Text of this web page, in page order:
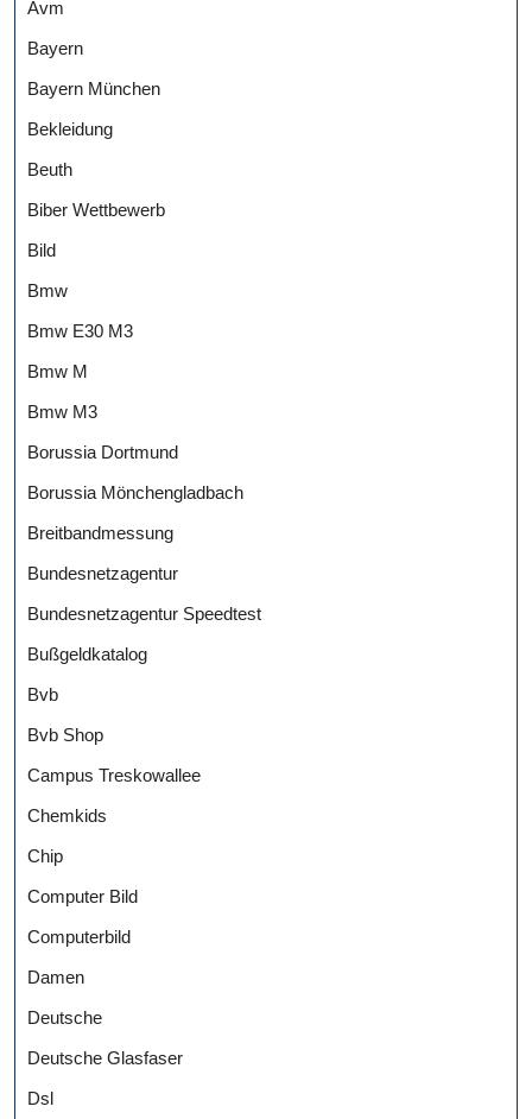
Avm
Bayern
Bayern München
Bekleidung
Beuth
Biber Wettbewerb
Bild
Bmw
Bmw E30 M3
Bmw M
Bmw M3
Borussia Dortmund
Borussia Mönchengladbach
Breitbandmessung
Bundesnetzagentur
Bundesnetzagentur Speedtest
Bußgeldkatalog
Bvb
Bvb Shop
Campus Treskowallee
Chemkids
Chip
Computer Bild
Computerbild
Damen
Deutsche
Deutsche Glasfaser
Dsl